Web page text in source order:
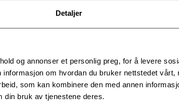
Detaljer
og annonser et personlig preg, for å levere
om hvordan du bruker nettstedet vårt,
som kan kombinere den med annen
din bruk av tjenestene deres.